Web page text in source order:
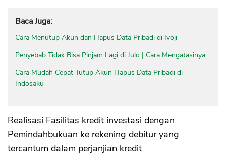
Baca Juga:
Cara Menutup Akun dan Hapus Data Pribadi di Ivoji
Penyebab Tidak Bisa Pinjam Lagi di Julo | Cara Mengatasinya
Cara Mudah Cepat Tutup Akun Hapus Data Pribadi di
Indosaku
Realisasi Fasilitas kredit investasi dengan
Pemindahbukuan ke rekening debitur yang
tercantum dalam perjanjian kredit